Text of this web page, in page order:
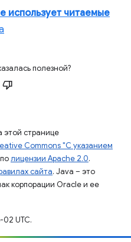
использует читаемые
полезной?
этой странице
Commons "С указанием
лицензии Apache 2.0.
сайта. Java – это
корпорации Oracle и ее
UTC.